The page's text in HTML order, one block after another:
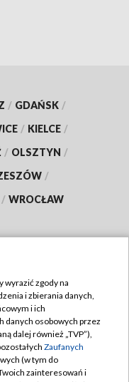
/ GDAŃSK /
/ KIELCE /
/ OLSZTYN /
/
/ WROCŁAW
wyrazić zgody na
i zbierania danych,
i ich
danych osobowych przez
dalej również „TVP”),
Zaufanych
(w tym do
zainteresowań i